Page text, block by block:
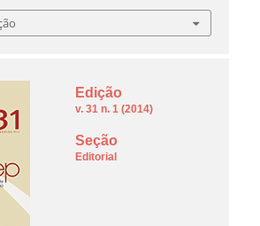
Edição
v. 31 n. 1 (2014)
Seção
Editorial